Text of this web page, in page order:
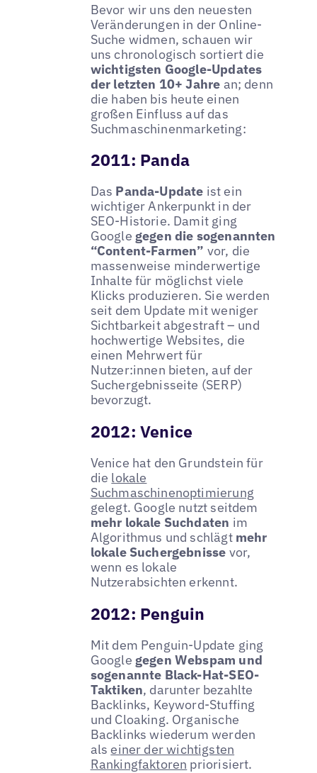
Bevor wir uns den neuesten
Veränderungen in der Online-
Suche widmen, schauen wir
uns chronologisch sortiert die
wichtigsten Google-Updates
der letzten 10+ Jahre an; denn
die haben bis heute einen
großen Einfluss auf das
Suchmaschinenmarketing:
2011: Panda
Das Panda-Update ist ein
wichtiger Ankerpunkt in der
SEO-Historie. Damit ging
Google gegen die sogenannten
“Content-Farmen” vor, die
massenweise minderwertige
Inhalte für möglichst viele
Klicks produzieren. Sie werden
seit dem Update mit weniger
Sichtbarkeit abgestraft – und
hochwertige Websites, die
einen Mehrwert für
Nutzer:innen bieten, auf der
Suchergebnisseite (SERP)
bevorzugt.
2012: Venice
Venice hat den Grundstein für
die lokale
Suchmaschinenoptimierung
gelegt. Google nutzt seitdem
mehr lokale Suchdaten im
Algorithmus und schlägt mehr
lokale Suchergebnisse vor,
wenn es lokale
Nutzerabsichten erkennt.
2012: Penguin
Mit dem Penguin-Update ging
Google gegen Webspam und
sogenannte Black-Hat-SEO-
Taktiken, darunter bezahlte
Backlinks, Keyword-Stuffing
und Cloaking. Organische
Backlinks wiederum werden
als einer der wichtigsten
Rankingfaktoren priorisiert.